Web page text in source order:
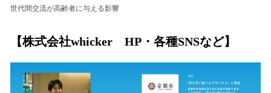
世代間交流が高齢者に与える影響
【株式会社whicker HP・各種SNSなど】